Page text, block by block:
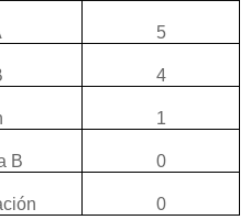
5
4
1
B 0
0